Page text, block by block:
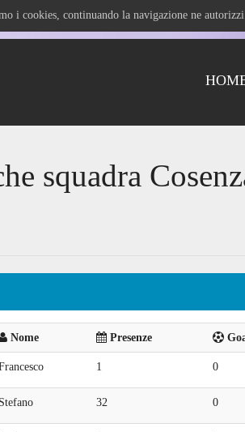
i cookies, continuando la navigazione ne
squadra
Nome Presenze
1 0
Stefano 32 0